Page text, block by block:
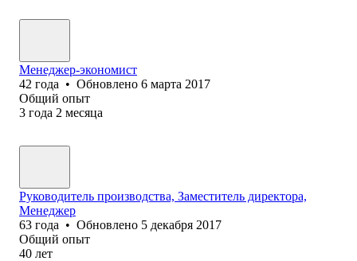
Менеджер-экономист
42 года • Обновлено 6 марта 2017
Общий опыт
3 года 2 месяца
Руководитель производства, Заместитель директора,
Менеджер
63 года • Обновлено 5 декабря 2017
Общий опыт
40 лет